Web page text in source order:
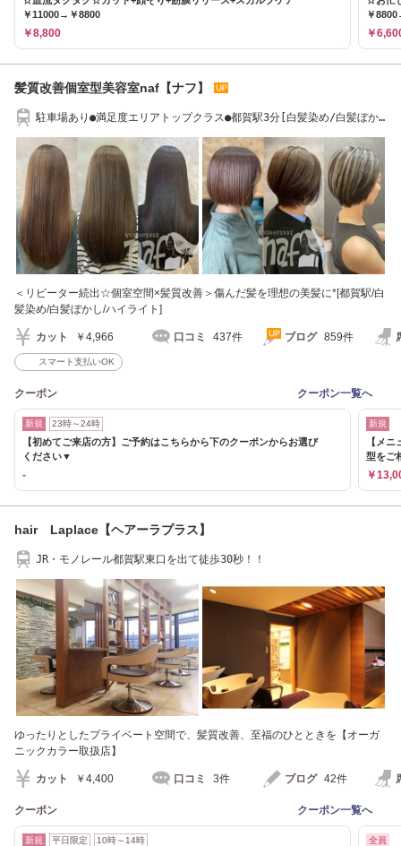
￥11000→￥8800
￥8,800
￥
￥
髪質改善個室型美容室naf【ナフ】
駐車場あり●満足度エリアトップクラス●都賀駅3分[白髪染め/白髪ぼか
＜リピーター続出☆個室空間×髪質改善＞傷んだ髪を理想の美髪に*[都賀駅/白
髪染め/白髪ぼかし/ハイライト]
カット ￥4,966 口コミ 437件 ブログ 859件
スマート支払いOK
クーポン クーポン一覧へ
新規 23時～24時
【初めてご来店の方】ご予約はこちらから下のクーポンからお選び
ください▼
-
新規
【メ
型をご
￥
hair Laplace【ヘアーラプラス】
JR・モノレール都賀駅東口を出て徒歩30秒！！
ゆったりとしたプライベート空間で、髪質改善、至福のひとときを【オーガ
ニックカラー取扱店】
カット ￥4,400 口コミ 3件 ブログ 42件
クーポン クーポン一覧へ
新規 平日限定 10時～14時 全員